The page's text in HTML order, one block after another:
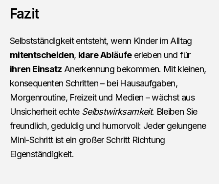
Fazit
Selbstständigkeit entsteht, wenn Kinder im Alltag
mitentscheiden, klare Abläufeerleben und für
ihren Einsatz Anerkennung bekommen. Mit kleinen,
konsequenten Schritten – bei Hausaufgaben,
Morgenroutine, Freizeit und Medien – wächst aus
Unsicherheit echte Selbstwirksamkeit. Bleiben Sie
freundlich, geduldig und humorvoll: Jeder gelungene
Mini-Schritt ist ein großer Schritt Richtung
Eigenständigkeit.